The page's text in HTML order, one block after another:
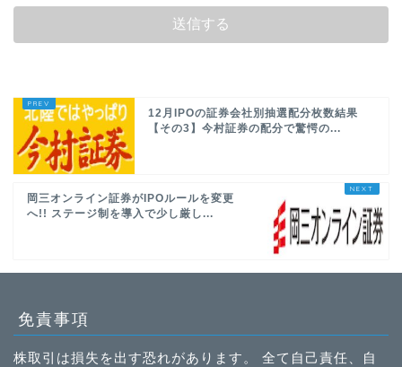
12月IPOの証券会社別抽選配分枚数結果
【その3】今村証券の配分で驚愕の...
岡三オンライン証券がIPOルールを変更
へ!! ステージ制を導入で少し厳し...
免責事項
株取引は損失を出す恐れがあります。 全て自己責任、自